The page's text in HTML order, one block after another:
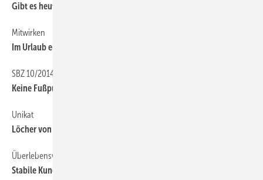
Gibt es heute noch von Geberit
Mitwirken
Im Urlaub eine Kuriosität entdeckt? Bitte einsenden!
SBZ 10/2014
Keine Fußpumpe, sondern ein Ventil
Unikat
Löcher von Hand gefertigt
Überlebenswichtig
Stabile Kundendienstfahrzeuge